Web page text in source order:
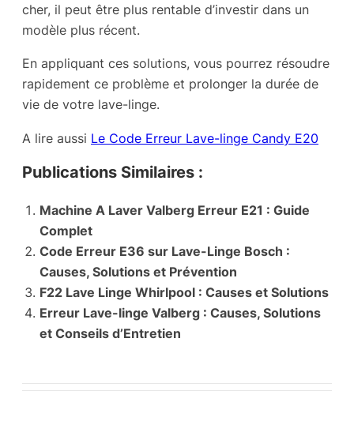
cher, il peut être plus rentable d’investir dans un
modèle plus récent.
En appliquant ces solutions, vous pourrez résoudre
rapidement ce problème et prolonger la durée de
vie de votre lave-linge.
A lire aussi Le Code Erreur Lave-linge Candy E20
Publications Similaires :
Machine A Laver Valberg Erreur E21 : Guide
Complet
Code Erreur E36 sur Lave-Linge Bosch :
Causes, Solutions et Prévention
F22 Lave Linge Whirlpool : Causes et Solutions
Erreur Lave-linge Valberg : Causes, Solutions
et Conseils d’Entretien